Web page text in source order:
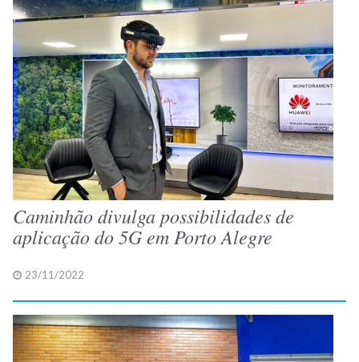
Caminhão divulga possibilidades de
aplicação do 5G em Porto Alegre
23/11/2022